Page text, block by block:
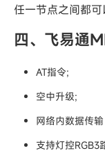
任一节点之间都可
四、飞易通
AT指令;
空中升级;
网络内数据传
支持灯控RGB3